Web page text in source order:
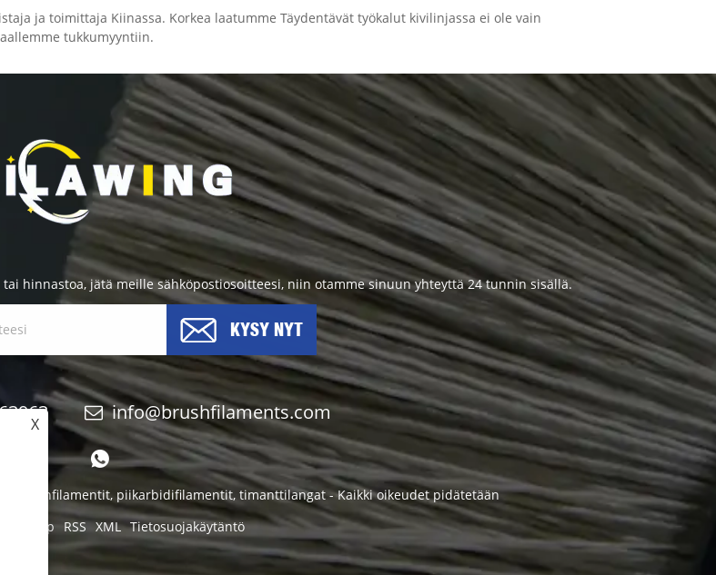
ja toimittaja Kiinassa. Korkea laatumme Täydentävät työkalut kivilinjassa ei ole vain
tukkumyyntiin.
hinnastoa, jätä meille sähköpostiosoitteesi, niin otamme sinuun yhteyttä 24 tunnin sisällä.
KYSY NYT
info@brushfilaments.com
Nailonfilamentit, piikarbidifilamentit, timanttilangat - Kaikki oikeudet pidätetään
Sitemap RSS XML Tietosuojakäytäntö
X